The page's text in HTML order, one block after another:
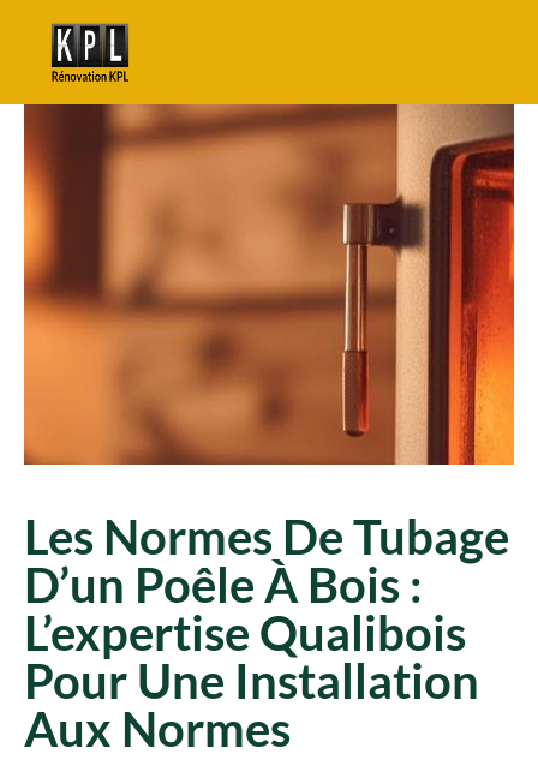
Les Normes De Tubage
D’un Poêle À Bois :
L’expertise Qualibois
Pour Une Installation
Aux Normes